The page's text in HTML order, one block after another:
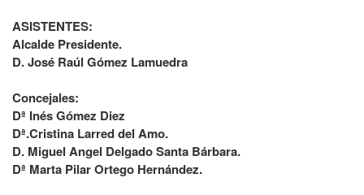
ASISTENTES:
Alcalde Presidente.
D. José Raúl Gómez Lamuedra
Concejales:
Dª Inés Gómez Diez
Dª.Cristina Larred del Amo.
D. Miguel Angel Delgado Santa Bárbara.
Dª Marta Pilar Ortego Hernández.